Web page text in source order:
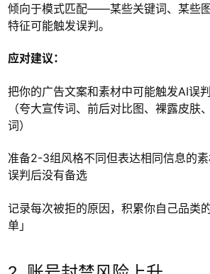
倾向于模式匹配——某些关键词、某些
特征可能触发误判。
应对建议：
把你的广告文案和素材中可能触发AI误
（夸大宣传词、前后对比图、裸露皮肤
词）
准备2-3组风格不同但表达相同信息的
误判后没有备选
记录每次被拒的原因，积累你自己品类
单」